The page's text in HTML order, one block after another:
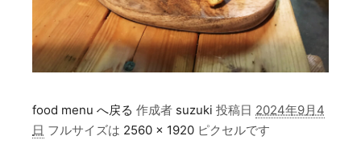
food menu へ戻る 作成者 suzuki 投稿日 2024年9月4
日 フルサイズは 2560 × 1920 ピクセルです